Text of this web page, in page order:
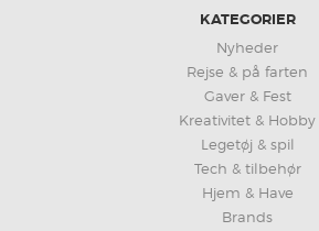
KATEGORIER
Nyheder
Rejse & på farten
Gaver & Fest
Kreativitet & Hobby
Legetøj & spil
Tech & tilbehør
Hjem & Have
Brands